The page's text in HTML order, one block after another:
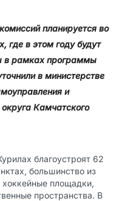
планируется во
где в этом году будут
в рамках программы
в министерстве
и
Камчатского
благоустроят 62
большинство из
хоккейные площадки,
пространства. В